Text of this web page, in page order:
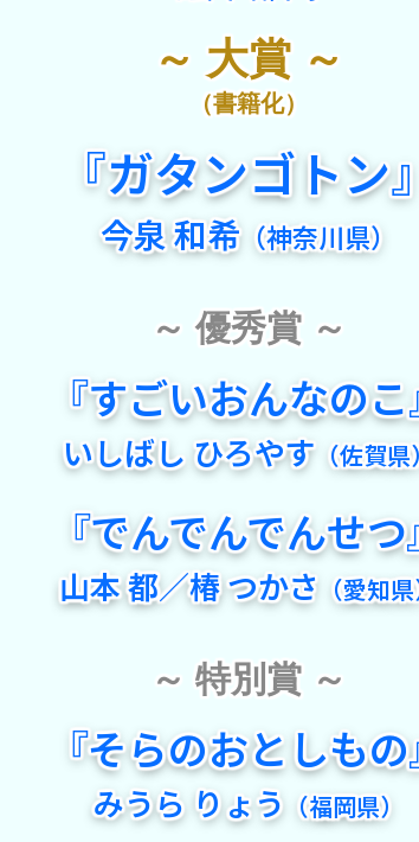
～ 大賞 ～
（書籍化）
『ガタンゴトン』
今泉 和希（神奈川県）
～ 優秀賞 ～
『すごいおんなのこ
いしばし ひろやす （佐賀県）
『でんでんでんせつ
山本 都／椿 つかさ （愛知県
～ 特別賞 ～
『そらのおとしもの
みうら りょう （福岡県）